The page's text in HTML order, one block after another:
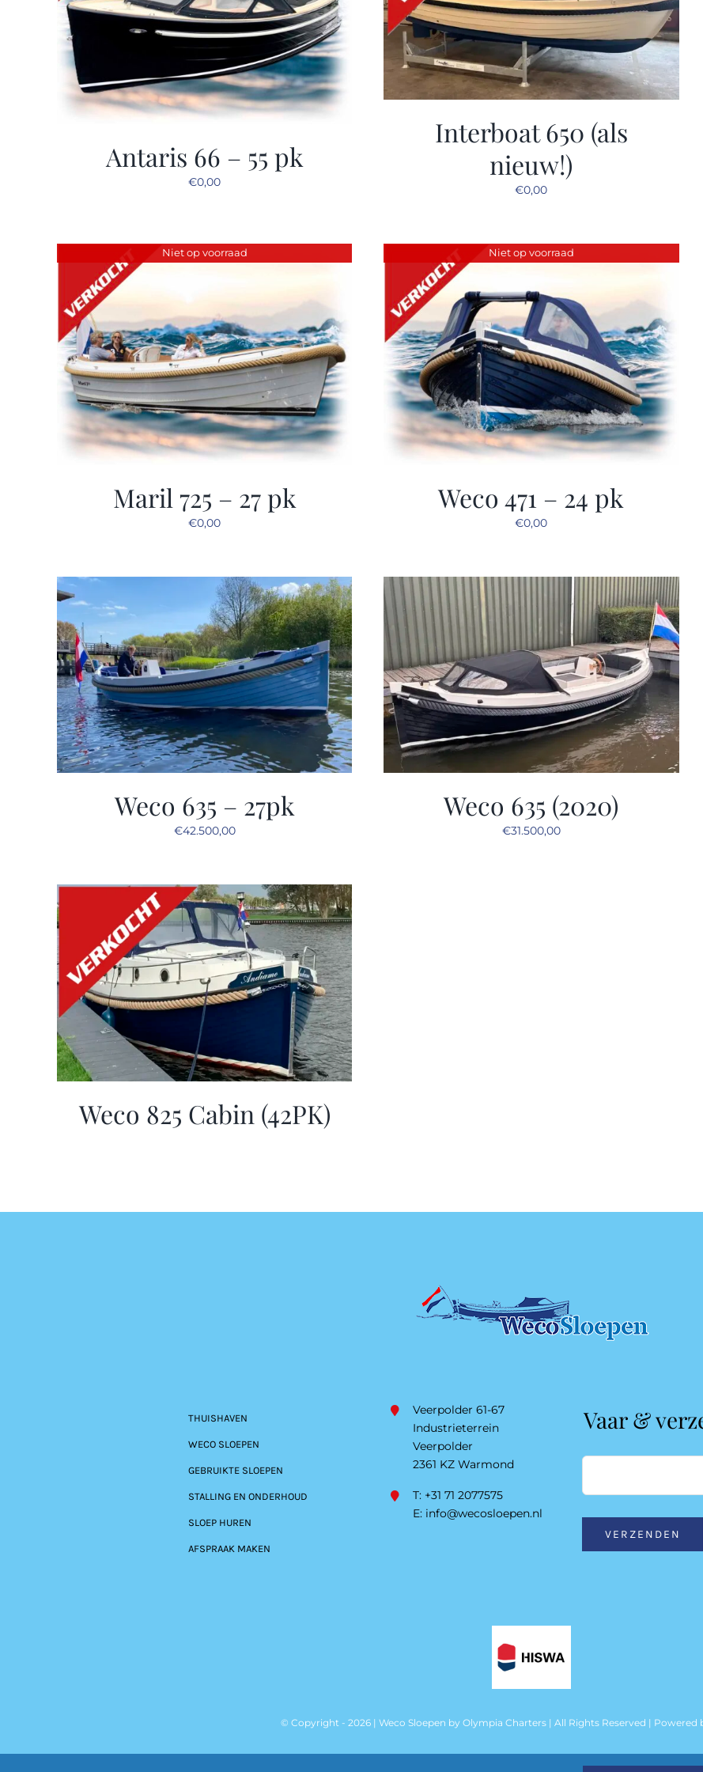
Antaris 66 – 55 pk
€0,00
Interboat 650 (als
nieuw!)
€0,00
Niet op voorraad
Maril 725 – 27 pk
€0,00
Niet op voorraad
Weco 471 – 24 pk
€0,00
Weco 635 – 27pk
€42.500,00
Weco 635 (2020)
€31.500,00
Weco 825 Cabin (42PK)
THUISHAVEN
WECO SLOEPEN
GEBRUIKTE SLOEPEN
STALLING EN ONDERHOUD
SLOEP HUREN
AFSPRAAK MAKEN
Veerpolder 61-67
Industrieterrein
Veerpolder
2361 KZ Warmond
T: +31 71 2077575
E: info@wecosloepen.nl
Vaar &
VERZENDEN
© Copyright - 2026 | Weco Sloepen by Olympia Charters| All Rights Reserved | Powered